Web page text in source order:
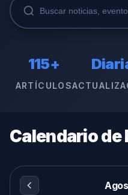
115+
ARTÍCULOS
Calendario de